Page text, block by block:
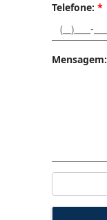
Telefone: *
Mensagem: